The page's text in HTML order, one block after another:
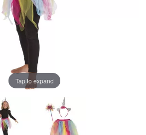
Tap to expand